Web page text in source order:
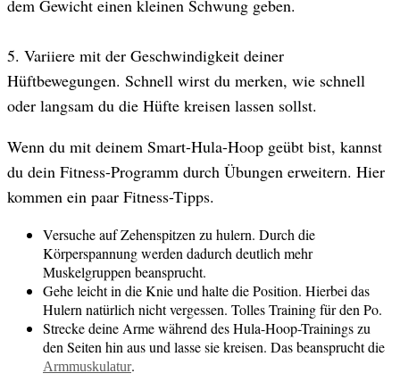
dem Gewicht einen kleinen Schwung geben.
5. Variiere mit der Geschwindigkeit deiner
Hüftbewegungen. Schnell wirst du merken, wie schnell
oder langsam du die Hüfte kreisen lassen sollst.
Wenn du mit deinem Smart-Hula-Hoop geübt bist, kannst
du dein Fitness-Programm durch Übungen erweitern. Hier
kommen ein paar Fitness-Tipps.
Versuche auf Zehenspitzen zu hulern. Durch die
Körperspannung werden dadurch deutlich mehr
Muskelgruppen beansprucht.
Gehe leicht in die Knie und halte die Position. Hierbei das
Hulern natürlich nicht vergessen. Tolles Training für den Po.
Strecke deine Arme während des Hula-Hoop-Trainings zu
den Seiten hin aus und lasse sie kreisen. Das beansprucht die
Armmuskulatur.